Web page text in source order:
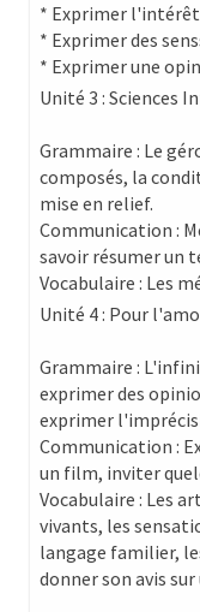
* Exprimer
* Exprimer des
* Exprimer une
Unité 3 : Sciences
Grammaire : Le
composés, la
mise en relief.
Communication :
savoir résumer un
Vocabulaire : Les
Unité 4 : Pour
Grammaire :
exprimer des
exprimer
Communication :
un film, inviter
Vocabulaire : Les
vivants, les
langage familier,
donner son avis